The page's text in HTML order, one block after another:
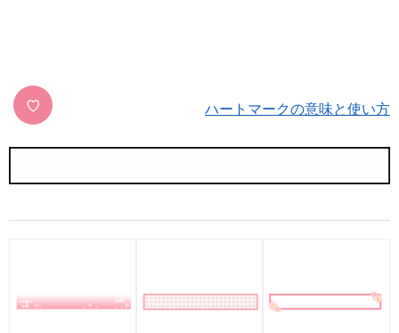
♡ ハートマークの意味と使い方